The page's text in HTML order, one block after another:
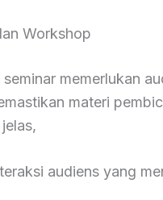
Workshop
memerlukan
materi
audiens yang